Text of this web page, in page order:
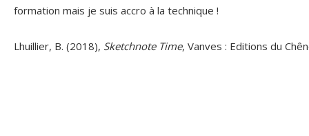
formation mais je suis accro à la technique !
Lhuillier, B. (2018), Sketchnote Time, Vanves : Editions du